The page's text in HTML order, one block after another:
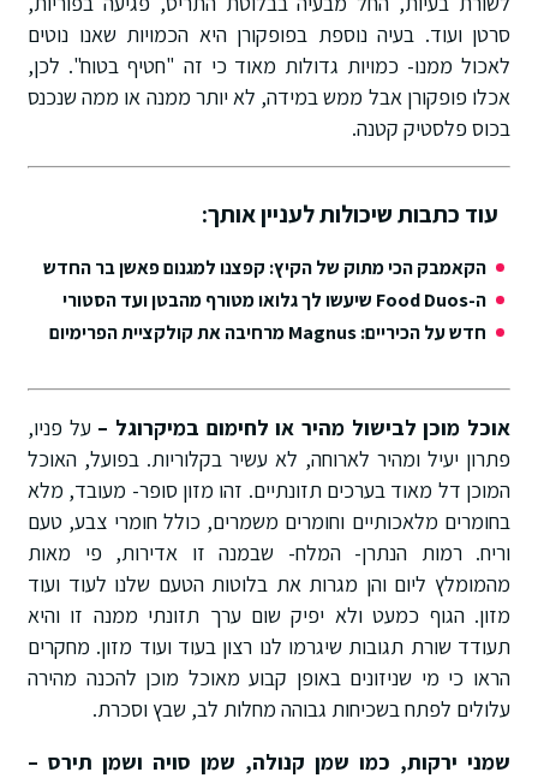
סרטן ועוד. בעיה נוספת בפופקורן היא הכמויות שאנו נוטים
לאכול ממנו- כמויות גדולות מאוד כי זה "חטיף בטוח". לכן,
אכלו פופקורן אבל ממש במידה, לא יותר ממנה או ממה שנכנס
בכוס פלסטיק קטנה.
עוד כתבות שיכולות לעניין אותך:
הקאמבק הכי מתוק של הקיץ: קפצנו למגנום פאשן בר החדש
ה-Food Duos שיעשו לך גלואו מטורף מהבטן ועד הסטורי
חדש על הכיריים: Magnus מרחיבה את קולקציית הפרימיום
אוכל מוכן לבישול מהיר או לחימום במיקרוגל –על פניו,
פתרון יעיל ומהיר לארוחה, לא עשיר בקלוריות. בפועל, האוכל
המוכן דל מאוד בערכים תזונתיים. זהו מזון סופר- מעובד, מלא
בחומרים מלאכותיים וחומרים משמרים, כולל חומרי צבע, טעם
וריח. רמות הנתרן- המלח- שבמנה זו אדירות, פי מאות
מהמומלץ ליום והן מגרות את בלוטות הטעם שלנו לעוד ועוד
מזון. הגוף כמעט ולא יפיק שום ערך תזונתי ממנה זו והיא
תעודד שורת תגובות שיגרמו לנו רצון בעוד ועוד מזון. מחקרים
הראו כי מי שניזונים באופן קבוע מאוכל מוכן להכנה מהירה
עלולים לפתח בשכיחות גבוהה מחלות לב, שבץ וסכרת.
שמני ירקות, כמו שמן קנולה, שמן סויה ושמן תירס –